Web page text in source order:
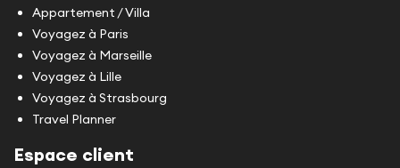
Appartement / Villa
Voyagez à Paris
Voyagez à Marseille
Voyagez à Lille
Voyagez à Strasbourg
Travel Planner
Espace client